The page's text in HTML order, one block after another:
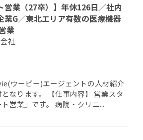
営業（27卒）】年休126日／社内
業G／東北エリア有数の医療機器
業
社
ウービー)エージェントの人材紹介
なります。 【仕事内容】 営業スタ
営業』です。 病院・クリニ...